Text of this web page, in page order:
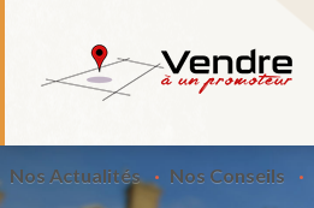
Nos Actualités Nos Conseils